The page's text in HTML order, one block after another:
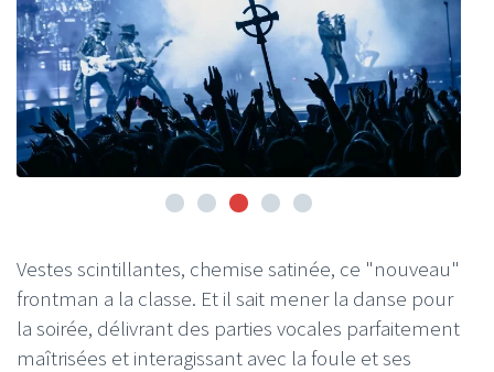
Vestes scintillantes, chemise satinée, ce "nouveau"
frontman a la classe. Et il sait mener la danse pour
la soirée, délivrant des parties vocales parfaitement
maîtrisées et interagissant avec la foule et ses